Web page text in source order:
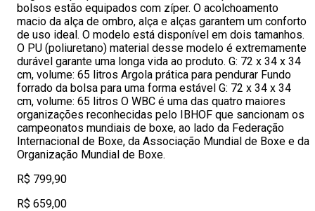
bolsos estão equipados com zíper. O acolchoamento
macio da alça de ombro, alça e alças garantem um conforto
de uso ideal. O modelo está disponível em dois tamanhos.
O PU (poliuretano) material desse modelo é extremamente
durável garante uma longa vida ao produto. G: 72 x 34 x 34
cm, volume: 65 litros Argola prática para pendurar Fundo
forrado da bolsa para uma forma estável G: 72 x 34 x 34
cm, volume: 65 litros O WBC é uma das quatro maiores
organizações reconhecidas pelo IBHOF que sancionam os
campeonatos mundiais de boxe, ao lado da Federação
Internacional de Boxe, da Associação Mundial de Boxe e da
Organização Mundial de Boxe.
R$ 799,90
R$ 659,00